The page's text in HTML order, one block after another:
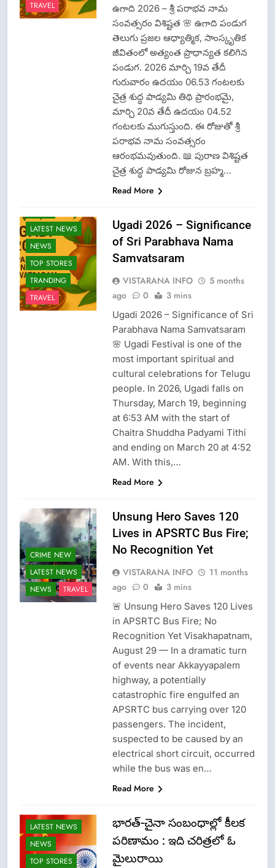
TRAVEL
ఉగాది 2026 – శ్రీ పరాభవ నామ
సంవత్సరం విశిష్టత 🌸 ఉగాది పండుగ
తెలుగు ప్రజల ఆధ్యాత్మిక, సాంస్కృతిక
జీవితంలో అత్యంత ప్రాధాన్యత కలిగిన
పండుగ. 2026 మార్చి 19వ తేదీ
గురువారం ఉదయం 06.53 గంటలకు
చైత్ర శుద్ధ పాడ్యమి తిథి ప్రారంభమై,
మార్చి 20వ తేదీ ఉదయం 04.52
గంటలకు ముగుస్తుంది. ఈ రోజుతో శ్రీ
పరాభవ నామ సంవత్సరం
ఆరంభమవుతుంది. 📖 పురాణ విశిష్టత
చైత్ర శుద్ధ పాడ్యమి రోజున బ్రహ్మ…
Read More
LATEST NEWS
NEWS
TOP STORES
TRANDING
TRAVEL
Ugadi 2026 – Significance
of Sri Parabhava Nama
Samvatsaram
VISTARANA INFO
5 months
ago
0 3 mins
Ugadi 2026 – Significance of Sri
Parabhava Nama Samvatsaram
🌸 Ugadi Festival is one of the
most important spiritual and
cultural celebrations for Telugu
people. In 2026, Ugadi falls on
Thursday, March 19, beginning
at 6:53 AM with the start of
Chaitra Shuddha Padyami Tithi
and ending on March 20 at 4:52
AM. With this,…
Read More
CRIME NEW
LATEST NEWS
NEWS
TRAVEL
Unsung Hero Saves 120
Lives in APSRTC Bus Fire;
No Recognition Yet
VISTARANA INFO
11 months
ago
0 3 mins
🚨 Unsung Hero Saves 120 Lives
in APSRTC Bus Fire; No
Recognition Yet Visakhapatnam,
August 29 — In a dramatic turn
of events near Akkayyapalem
highway, a potentially
catastrophic fire engulfed an
APSRTC bus carrying over 120
passengers. The incident,
suspected to be caused by an
electrical short circuit, occurred
while the bus was en…
Read More
LATEST NEWS
NEWS
TOP STORES
భారత్-చైనా సంబంధాల్లో కీలక
పరిణామం : ఇది చరిత్రలో ఓ
మైలురాయి